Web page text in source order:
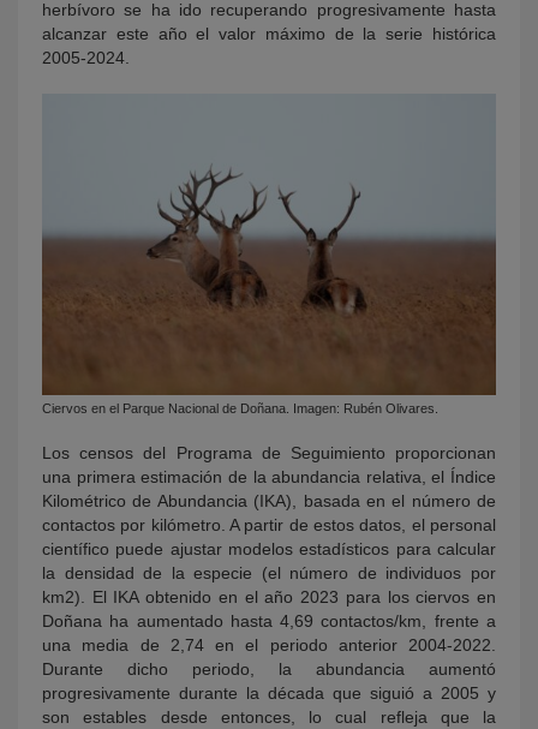
herbívoro se ha ido recuperando progresivamente hasta
alcanzar este año el valor máximo de la serie histórica
2005-2024.
Ciervos en el Parque Nacional de Doñana. Imagen: Rubén Olivares.
Los censos del Programa de Seguimiento proporcionan
una primera estimación de la abundancia relativa, el Índice
Kilométrico de Abundancia (IKA), basada en el número de
contactos por kilómetro. A partir de estos datos, el personal
científico puede ajustar modelos estadísticos para calcular
la densidad de la especie (el número de individuos por
km2). El IKA obtenido en el año 2023 para los ciervos en
Doñana ha aumentado hasta 4,69 contactos/km, frente a
una media de 2,74 en el periodo anterior 2004-2022.
Durante dicho periodo, la abundancia aumentó
progresivamente durante la década que siguió a 2005 y
son estables desde entonces, lo cual refleja que la